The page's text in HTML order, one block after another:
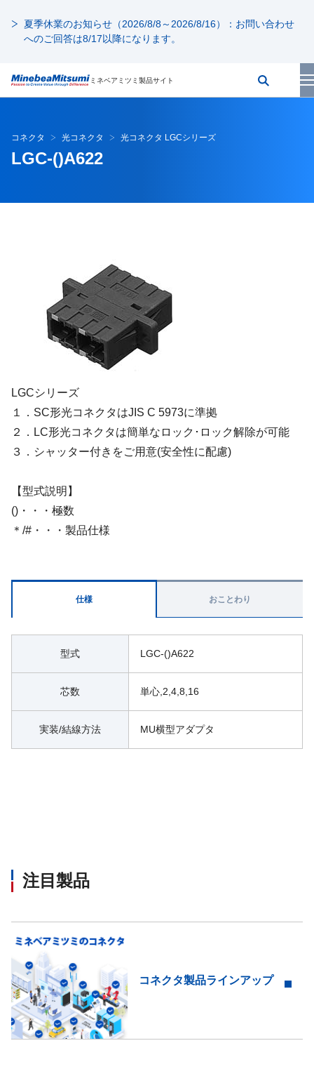
夏季休業のお知らせ（2026/8/8～2026/8/16）：お問い合わせ
へのご回答は8/17以降になります。
ミネベアミツミ製品サイト
コネクタ 光コネクタ 光コネクタ LGCシリーズ
LGC-()A622
LGCシリーズ
１．SC形光コネクタはJIS C 5973に準拠
２．LC形光コネクタは簡単なロック･ロック解除が可能
３．シャッター付きをご用意(安全性に配慮)
【型式説明】
()・・・極数
＊/#・・・製品仕様
仕様
型式 LGC-()A622
芯数 単心,2,4,8,16
実装/結線方法 MU横型アダプタ
おことわり
注目製品
コネクタ製品ラインアップ